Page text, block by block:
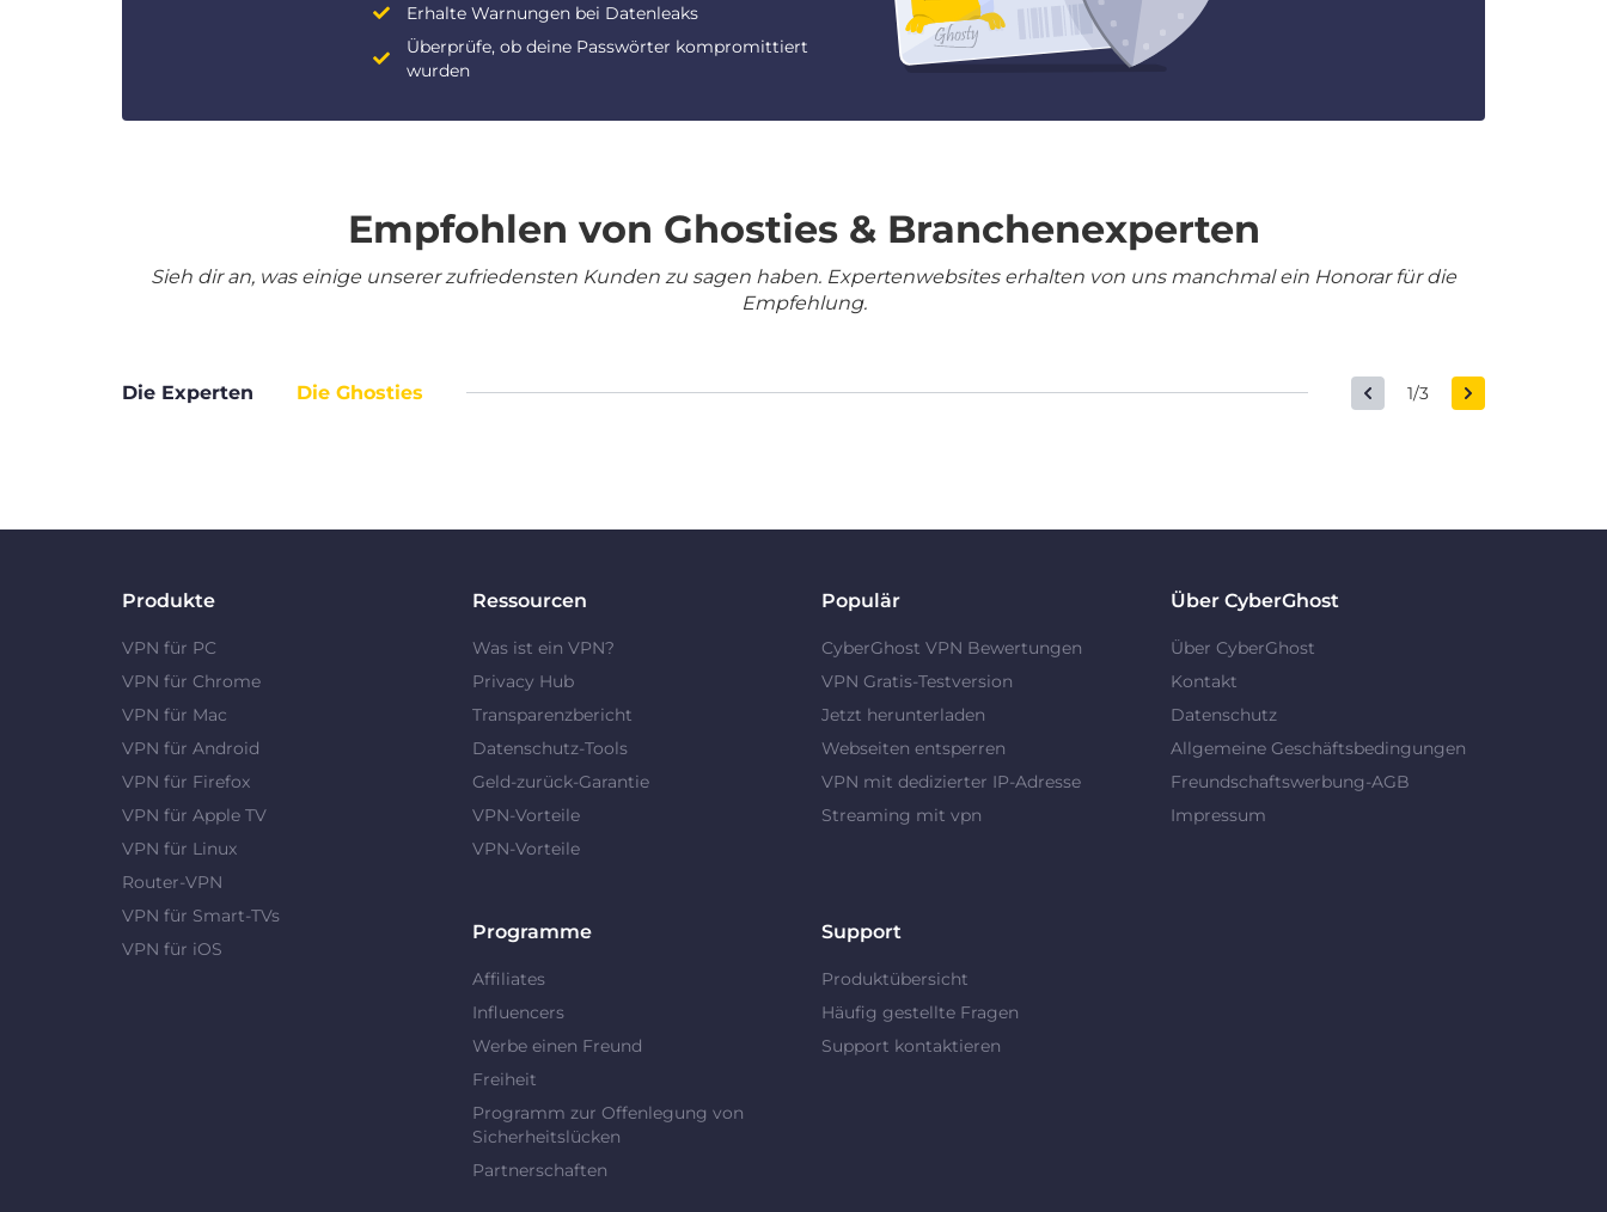
Erhalte Warnungen bei Datenleaks
Überprüfe, ob deine Passwörter kompromittiert
wurden
Empfohlen von Ghosties & Branchenexperten
Sieh dir an, was einige unserer zufriedensten Kunden zu sagen haben. Expertenwebsites erhalten von uns manchmal ein Honorar für die
Empfehlung.
Die Experten Die Ghosties 1/3
Produkte
VPN für PC
VPN für Chrome
VPN für Mac
VPN für Android
VPN für Firefox
VPN für Apple TV
VPN für Linux
Router-VPN
VPN für Smart-TVs
VPN für iOS
Ressourcen
Was ist ein VPN?
Privacy Hub
Transparenzbericht
Datenschutz-Tools
Geld-zurück-Garantie
VPN-Vorteile
VPN-Vorteile
Populär
CyberGhost VPN Bewertungen
VPN Gratis-Testversion
Jetzt herunterladen
Webseiten entsperren
VPN mit dedizierter IP-Adresse
Streaming mit vpn
Über CyberGhost
Über CyberGhost
Kontakt
Datenschutz
Allgemeine Geschäftsbedingungen
Freundschaftswerbung-AGB
Impressum
Programme
Affiliates
Influencers
Werbe einen Freund
Freiheit
Programm zur Offenlegung von
Sicherheitslücken
Partnerschaften
Support
Produktübersicht
Häufig gestellte Fragen
Support kontaktieren